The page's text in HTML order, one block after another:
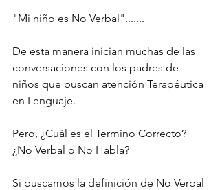
"Mi niño es No Verbal".......
De esta manera inician muchas de las
conversaciones con los padres de
niños que buscan atención Terapéutica
en Lenguaje.
Pero, ¿Cuál es el Termino Correcto?
¿No Verbal o No Habla?
Si buscamos la definición de No Verbal